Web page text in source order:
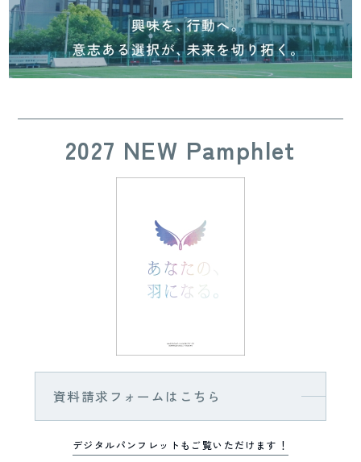
2027 NEW Pamphlet
資料請求フォームはこちら
デジタルパンフレットもご覧いただけます！